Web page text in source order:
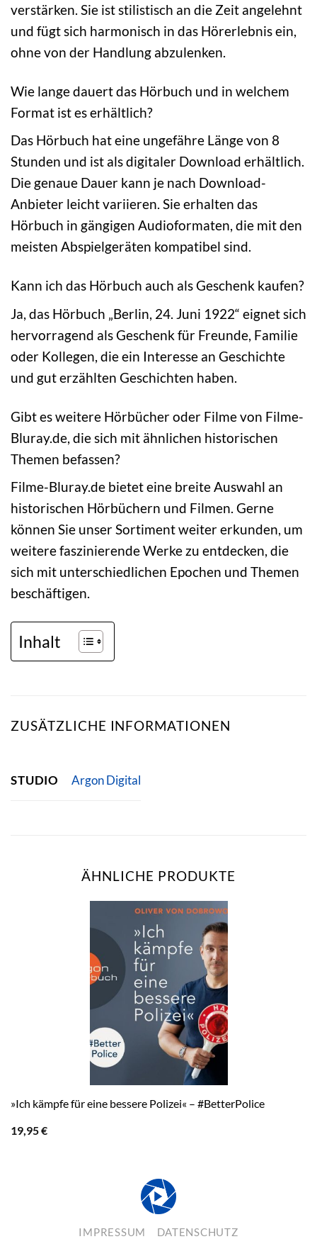
verstärken. Sie ist stilistisch an die Zeit angelehnt
und fügt sich harmonisch in das Hörerlebnis ein,
ohne von der Handlung abzulenken.
Wie lange dauert das Hörbuch und in welchem
Format ist es erhältlich?
Das Hörbuch hat eine ungefähre Länge von 8
Stunden und ist als digitaler Download erhältlich.
Die genaue Dauer kann je nach Download-
Anbieter leicht variieren. Sie erhalten das
Hörbuch in gängigen Audioformaten, die mit den
meisten Abspielgeräten kompatibel sind.
Kann ich das Hörbuch auch als Geschenk kaufen?
Ja, das Hörbuch „Berlin, 24. Juni 1922“ eignet sich
hervorragend als Geschenk für Freunde, Familie
oder Kollegen, die ein Interesse an Geschichte
und gut erzählten Geschichten haben.
Gibt es weitere Hörbücher oder Filme von Filme-
Bluray.de, die sich mit ähnlichen historischen
Themen befassen?
Filme-Bluray.de bietet eine breite Auswahl an
historischen Hörbüchern und Filmen. Gerne
können Sie unser Sortiment weiter erkunden, um
weitere faszinierende Werke zu entdecken, die
sich mit unterschiedlichen Epochen und Themen
beschäftigen.
Inhalt
ZUSÄTZLICHE INFORMATIONEN
STUDIO Argon Digital
ÄHNLICHE PRODUKTE
»Ich kämpfe für eine bessere Polizei« – #BetterPolice
19,95€
IMPRESSUM DATENSCHUTZ